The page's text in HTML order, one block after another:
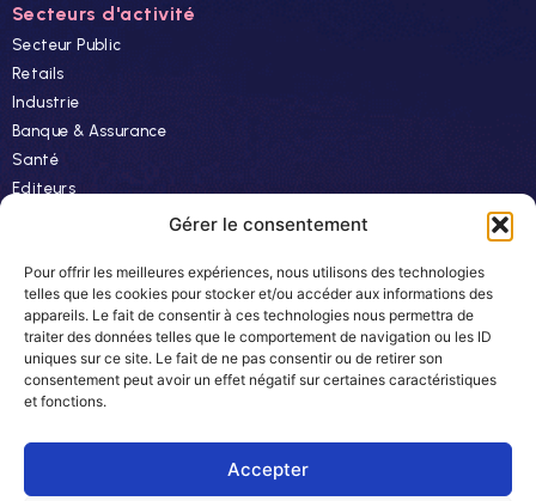
Gérer le consentement
Pour offrir les meilleures expériences, nous utilisons des technologies
telles que les cookies pour stocker et/ou accéder aux informations des
appareils. Le fait de consentir à ces technologies nous permettra de
traiter des données telles que le comportement de navigation ou les ID
uniques sur ce site. Le fait de ne pas consentir ou de retirer son
consentement peut avoir un effet négatif sur certaines caractéristiques
et fonctions.
Accepter
Secteurs d'activité
Secteur Public
Retails
Industrie
Banque & Assurance
Santé
Editeurs
Ressources
Actualités
Evénements
Autres